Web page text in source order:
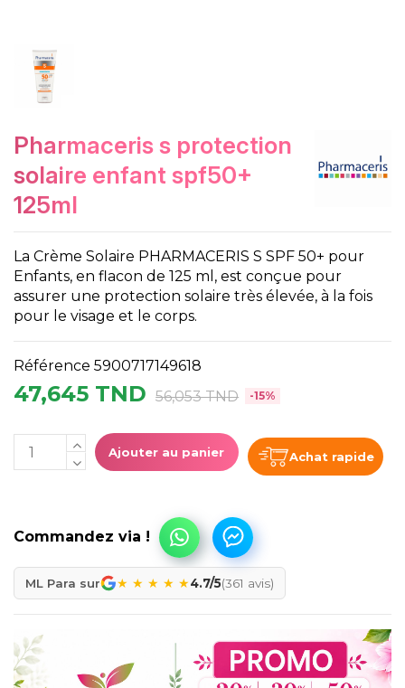
pharmaceris s protection
solaire enfant spf50+
125ml
La Crème Solaire PHARMACERIS S SPF 50+ pour
Enfants, en flacon de 125 ml, est conçue pour
assurer une protection solaire très élevée, à la fois
pour le visage et le corps.
Référence 5900717149618
47,645 TND 56,053 TND -15%
Ajouter au panier Achat rapide
ML Para sur ★ ★ ★ ★ ★4.7/5(361 avis)